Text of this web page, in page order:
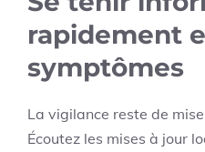
rapidement
symptômes
La vigilance reste de
Écoutez les mises à jour